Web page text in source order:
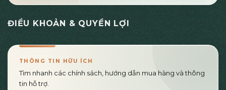
ĐIỀU KHOẢN & QUYỀN LỢI
THÔNG TIN HỮU ÍCH
Tìm nhanh các chính sách, hướng dẫn mua hàng và thông
tin hỗ trợ.